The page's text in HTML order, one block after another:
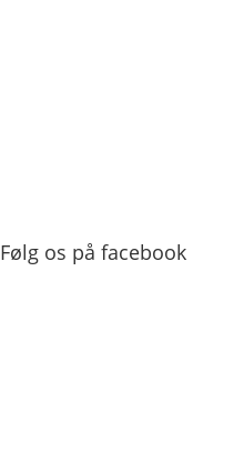
Følg os på facebook